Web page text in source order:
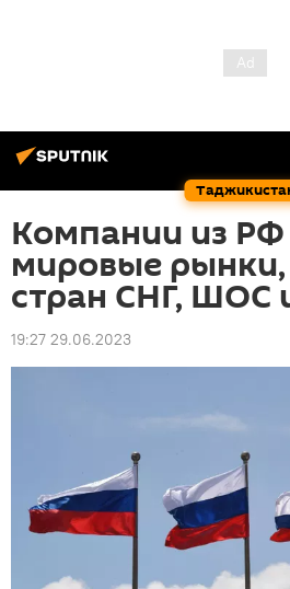
Компании из
мировые рынки,
стран СНГ, ШОС
19:27 29.06.2023